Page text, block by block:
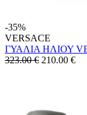
-35%
VERSACE
ΓΥΑΛΙΑ ΗΛΙΟΥ
323.00 € 210.00 €